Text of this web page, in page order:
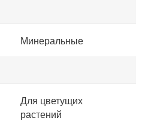
Минеральные
Для цветущих
растений